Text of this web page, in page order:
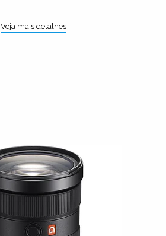
Veja mais detalhes